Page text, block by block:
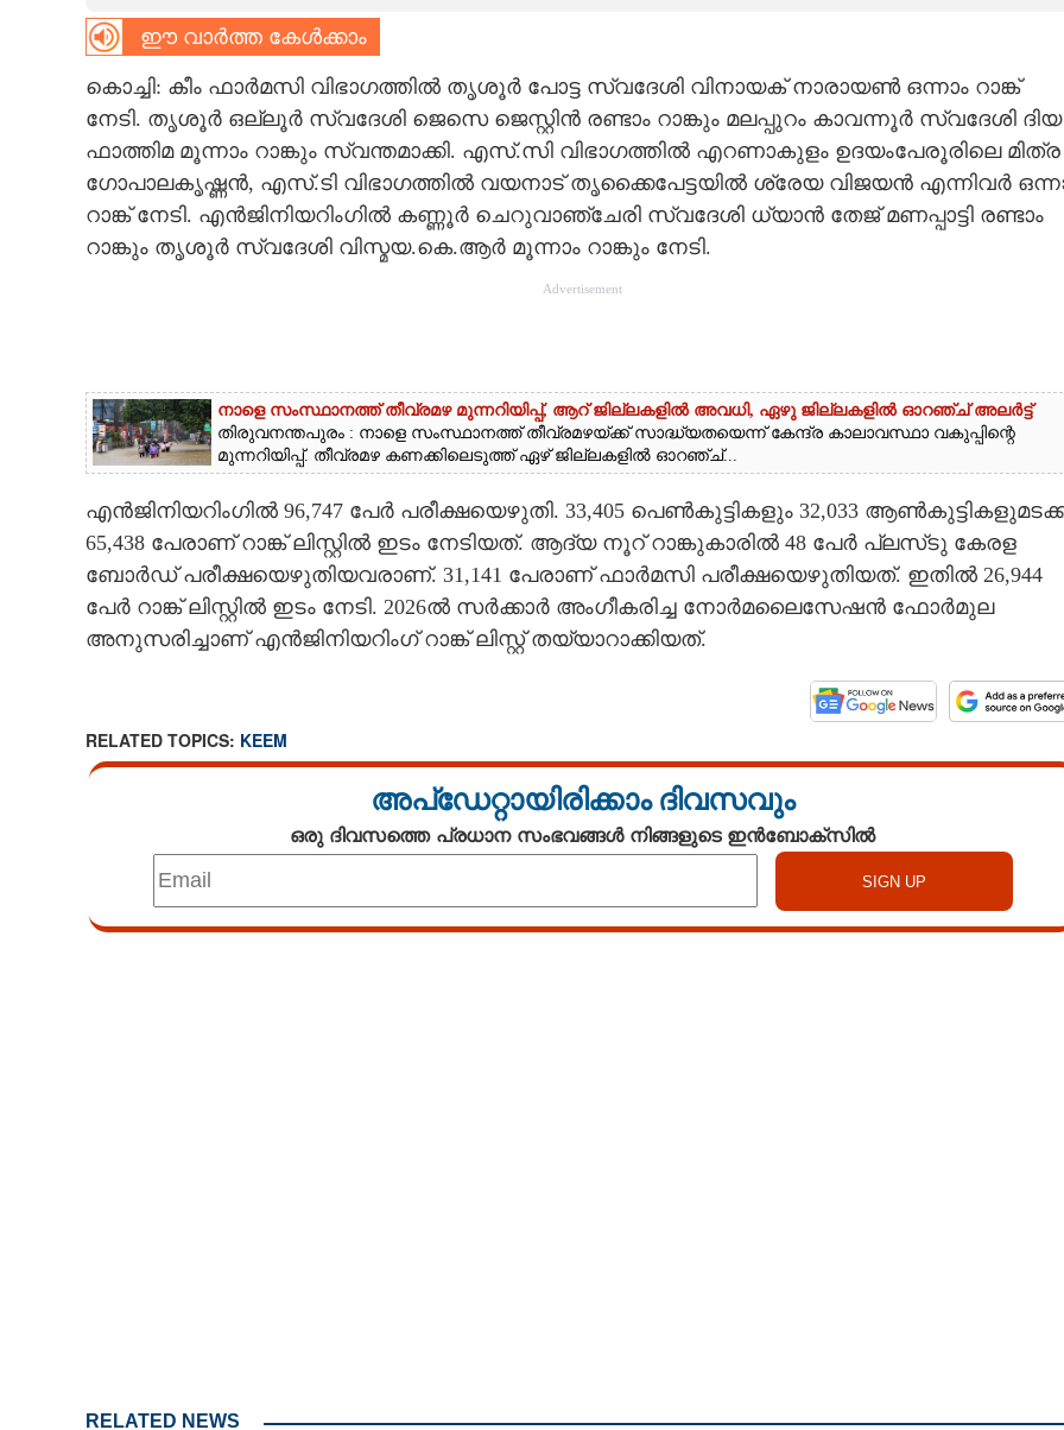
CARTOONS
LITERATURE
CONTACT US
ഈ വാർത്ത കേൾക്കാം
കൊച്ചി: കീം ഫാർമസി വിഭാഗത്തിൽ തൃശൂർ പോട്ട സ്വദേശി വിനായക് നാരായൺ ഒന്നാം റാങ്ക്
നേടി. തൃശൂർ ഒല്ലൂർ സ്വദേശി ജെസെ ജെസ്റ്റിൻ രണ്ടാം റാങ്കും മലപ്പുറം കാവന്നൂർ സ്വദേശി ദിയ
ഫാത്തിമ മൂന്നാം റാങ്കും സ്വന്തമാക്കി. എസ്.സി വിഭാഗത്തിൽ എറണാകുളം ഉദയംപേരൂരിലെ മിത്ര
ഗോപാലകൃഷ്ണൻ, എസ്.ടി വിഭാഗത്തിൽ വയനാട് തൃക്കൈപേട്ടയിൽ ശ്രേയ വിജയൻ എന്നിവർ
റാങ്ക് നേടി. എൻജിനിയറിംഗിൽ കണ്ണൂർ ചെറുവാഞ്ചേരി സ്വദേശി ധ്യാൻ തേജ് മണപ്പാട്ടി രണ്ടാം
റാങ്കും തൃശൂർ സ്വദേശി വിസ്മയ.കെ.ആർ മൂന്നാം റാങ്കും നേടി.
Advertisement
നാളെ സംസ്ഥാനത്ത് തീവ്രമഴ മുന്നറിയിപ്പ്,​ ആറ് ജില്ലകളിൽ അവധി,​ ഏഴു ജില്ലകളിൽ ഓറഞ്ച് അലർട്ട്
തിരുവനന്തപുരം : നാളെ സംസ്ഥാനത്ത് തീവ്രമഴയ്ക്ക് സാദ്ധ്യതയെന്ന് കേന്ദ്ര കാലാവസ്ഥാ വകുപ്പിന്റെ
മുന്നറിയിപ്പ്. തീവ്രമഴ കണക്കിലെടുത്ത് ഏഴ് ജില്ലകളിൽ ഓറഞ്ച്...
എൻജിനിയറിംഗിൽ 96,747 പേർ പരീക്ഷയെഴുതി. 33,405 പെൺകുട്ടികളും 32,033
65,438 പേരാണ് റാങ്ക് ലിസ്റ്റിൽ ഇടം നേടിയത്. ആദ്യ നൂറ് റാങ്കുകാരിൽ 48 പേർ പ്ലസ്‌ടു കേരള
ബോർഡ് പരീക്ഷയെഴുതിയവരാണ്. 31,141 പേരാണ് ഫാർമസി പരീക്ഷയെഴുതിയത്. ഇതിൽ 26,944
പേർ റാങ്ക് ലിസ്റ്റിൽ ഇടം നേടി. 2026ൽ സർക്കാർ അംഗീകരിച്ച നോർമലൈസേഷൻ ഫോർമുല
അനുസരിച്ചാണ് എൻജിനിയറിംഗ് റാങ്ക് ലിസ്റ്റ് തയ്യാറാക്കിയത്.
RELATED TOPICS: KEEM
അപ്ഡേറ്റായിരിക്കാം ദിവസവും
ഒരു ദിവസത്തെ പ്രധാന സംഭവങ്ങൾ നിങ്ങളുടെ ഇൻബോക്സിൽ
RELATED NEWS